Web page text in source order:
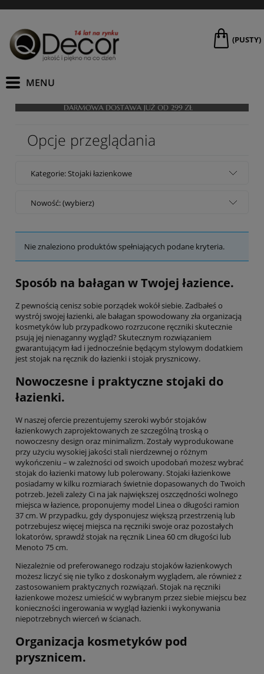
(PUSTY)
Opcje przeglądania
Kategorie: Stojaki łazienkowe
Nowość: (wybierz)
Nie znaleziono produktów spełniających podane kryteria.
Sposób na bałagan w Twojej łazience.
Z pewnością cenisz sobie porządek wokół siebie. Zadbałeś o
wystrój swojej łazienki, ale bałagan spowodowany zła organizacją
kosmetyków lub przypadkowo rozrzucone ręczniki skutecznie
psują jej nienaganny wygląd? Skutecznym rozwiązaniem
gwarantującym ład i jednocześnie będącym stylowym dodatkiem
jest stojak na ręcznik do łazienki i stojak prysznicowy.
Nowoczesne i praktyczne stojaki do
łazienki.
W naszej ofercie prezentujemy szeroki wybór stojaków
łazienkowych zaprojektowanych ze szczególną troską o
nowoczesny design oraz minimalizm. Zostały wyprodukowane
przy użyciu wysokiej jakości stali nierdzewnej o różnym
wykończeniu – w zależności od swoich upodobań możesz wybrać
stojak do łazienki matowy lub polerowany. Stojaki łazienkowe
posiadamy w kilku rozmiarach świetnie dopasowanych do Twoich
potrzeb. Jeżeli zależy Ci na jak największej oszczędności wolnego
miejsca w łazience, proponujemy model Linea o długości ramion
37 cm. W przypadku, gdy dysponujesz większą przestrzenią lub
potrzebujesz więcej miejsca na ręczniki swoje oraz pozostałych
lokatorów, sprawdź stojak na ręcznik Linea 60 cm długości lub
Menoto 75 cm.
Niezależnie od preferowanego rodzaju stojaków łazienkowych
możesz liczyć się nie tylko z doskonałym wyglądem, ale również z
zastosowaniem praktycznych rozwiązań. Stojak na ręczniki
łazienkowe możesz umieścić w wybranym przez siebie miejscu bez
konieczności ingerowania w wygląd łazienki i wykonywania
niepotrzebnych wierceń w ścianach.
Organizacja kosmetyków pod
prysznicem.